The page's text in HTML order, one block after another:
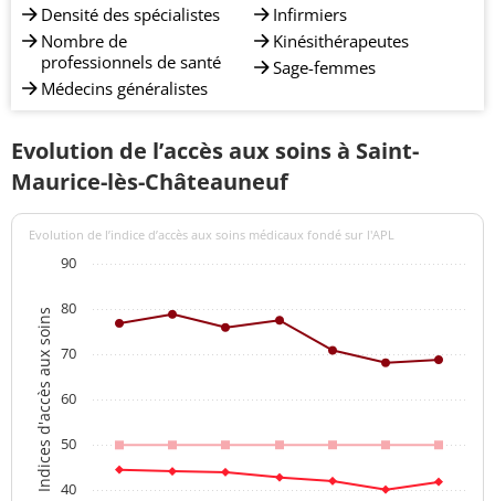
Densité des spécialistes
Nombre de
professionnels de santé
Médecins généralistes
Infirmiers
Kinésithérapeutes
Sage-femmes
Evolution de l’accès aux soins à Saint-
Maurice-lès-Châteauneuf
Indices d'accès aux soins
Evolution de l’indice d’accès aux soins médicaux fondé sur l'APL
40
50
60
70
80
90